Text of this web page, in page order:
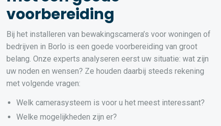
voorbereiding
Bij het installeren van bewakingscamera’s voor woningen of
bedrijven in Borlo is een goede voorbereiding van groot
belang. Onze experts analyseren eerst uw situatie: wat zijn
uw noden en wensen? Ze houden daarbij steeds rekening
met volgende vragen:
Welk camerasysteem is voor u het meest interessant?
Welke mogelijkheden zijn er?